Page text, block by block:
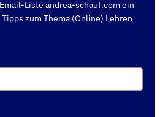
Liste andrea-schauf.com ein
zum Thema (Online) Lehren